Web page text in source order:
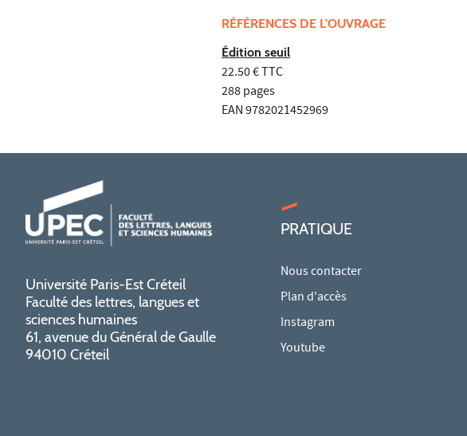
RÉFÉRENCES DE L'OUVRAGE
Édition seuil
22.50 € TTC
288 pages
EAN 9782021452969
Université Paris-Est Créteil
Faculté des lettres, langues et
sciences humaines
61, avenue du Général de Gaulle
94010 Créteil
PRATIQUE
Nous contacter
Plan d'accès
Instagram
Youtube